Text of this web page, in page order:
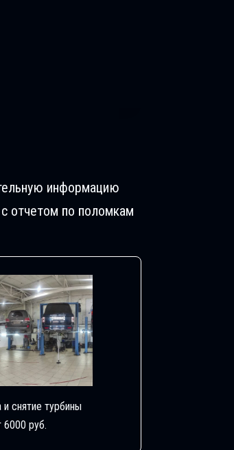
информацию
отчетом по поломкам
и снятие турбины
6000 руб.